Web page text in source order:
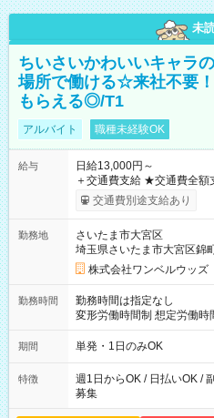
未
ちいさいかわいいキャラ
場所で働ける☆来社不要
もらえる◎/T1
アルバイト 職種未経験OK
給与
日給13,000円～
＋交通費支給 ★交通費全額支給！ ┗案件により規定あり ★日払
いOK！（規定あり） ┗働
ンビニATMから 日払い分を引き落
交通費別途支給あり
勤務地
さいたま市大宮区
埼玉県さいたま市大宮区錦
株式会社ワンベルウッズ
勤務時間
勤務時間は指定なし
変形労働時間制 想定労働時間160時間/月 【
～21：00
期間 単発・1日のみOK
特徴
週1日からOK / 日払いOK /
募集